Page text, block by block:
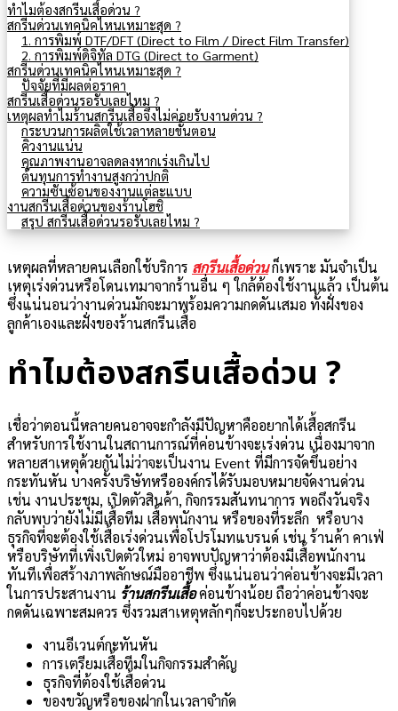
ทำไมต้องสกรีนเสื้อด่วน ?
สกรีนด่วนเทคนิคไหนเหมาะสุด ?
1. การพิมพ์ DTF/DFT (Direct to Film / Direct Film Transfer)
2. การพิมพ์ดิจิทัล DTG (Direct to Garment)
สกรีนด่วนเทคนิคไหนเหมาะสุด ?
ปัจจัยที่มีผลต่อราคา
สกรีนเสื้อด่วนรอรับเลยไหม ?
เหตุผลทำไมร้านสกรีนเสื้อจึงไม่ค่อยรับงานด่วน ?
กระบวนการผลิตใช้เวลาหลายขั้นตอน
คิวงานแน่น
คุณภาพงานอาจลดลงหากเร่งเกินไป
ต้นทุนการทำงานสูงกว่าปกติ
ความซับซ้อนของงานแต่ละแบบ
งานสกรีนเสื้อด่วนของร้านโฮชิ
สรุป สกรีนเสื้อด่วนรอรับเลยไหม ?
เหตุผลที่หลายคนเลือกใช้บริการ สกรีนเสื้อด่วนก็เพราะ มันจำเป็น
เหตุเร่งด่วนหรือโดนเทมาจากร้านอื่น ๆ ใกล้ต้องใช้งานแล้ว เป็นต้น
ซึ่งแน่นอนว่างานด่วนมักจะมาพร้อมความกดดันเสมอ ทั้งฝั่งของ
ลูกค้าเองและฝั่งของร้านสกรีนเสื้อ
ทำไมต้องสกรีนเสื้อด่วน ?
เชื่อว่าตอนนี้หลายคนอาจจะกำลังมีปัญหาคืออยากได้เสื้อสกรีน
สำหรับการใช้งานในสถานการณ์ที่ค่อนข้างจะเร่งด่วน เนื่องมาจาก
หลายสาเหตุด้วยกันไม่ว่าจะเป็นงาน Event ที่มีการจัดขึ้นอย่าง
กระทันหัน บางครั้งบริษัทหรือองค์กรได้รับมอบหมายจัดงานด่วน
เช่น งานประชุม, เปิดตัวสินค้า, กิจกรรมสันทนาการ พอถึงวันจริง
กลับพบว่ายังไม่มีเสื้อทีม เสื้อพนักงาน หรือของที่ระลึก หรือบาง
ธุรกิจที่จะต้องใช้เสื้อเร่งด่วนเพื่อโปรโมทแบรนด์ เช่น ร้านค้า คาเฟ่
หรือบริษัทที่เพิ่งเปิดตัวใหม่ อาจพบปัญหาว่าต้องมีเสื้อพนักงาน
ทันทีเพื่อสร้างภาพลักษณ์มืออาชีพ ซึ่งแน่นอนว่าค่อนข้างจะมีเวลา
ในการประสานงาน ร้านสกรีนเสื้อค่อนข้างน้อย ถือว่าค่อนข้างจะ
กดดันเฉพาะสมควร ซึ่งรวมสาเหตุหลักๆก็จะประกอบไปด้วย
งานอีเวนต์กะทันหัน
การเตรียมเสื้อทีมในกิจกรรมสำคัญ
ธุรกิจที่ต้องใช้เสื้อด่วน
ของขวัญหรือของฝากในเวลาจำกัด